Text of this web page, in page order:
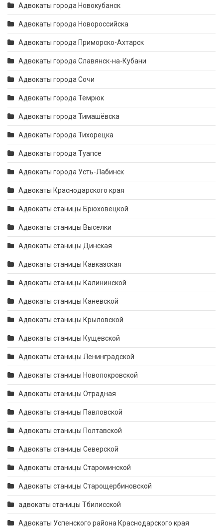
Адвокаты города Новокубанск
Адвокаты города Новороссийска
Адвокаты города Приморско-Ахтарск
Адвокаты города Славянск-на-Кубани
Адвокаты города Сочи
Адвокаты города Темрюк
Адвокаты города Тимашёвска
Адвокаты города Тихорецка
Адвокаты города Туапсе
Адвокаты города Усть-Лабинск
Адвокаты Краснодарского края
Адвокаты станицы Брюховецкой
Адвокаты станицы Выселки
Адвокаты станицы Динская
Адвокаты станицы Кавказская
Адвокаты станицы Калининской
Адвокаты станицы Каневской
Адвокаты станицы Крыловской
Адвокаты станицы Кущевской
Адвокаты станицы Ленинградской
Адвокаты станицы Новопокровской
Адвокаты станицы Отрадная
Адвокаты станицы Павловской
Адвокаты станицы Полтавской
Адвокаты станицы Северской
Адвокаты станицы Староминской
Адвокаты станицы Старощербиновской
адвокаты станицы Тбилисской
Адвокаты Успенского района Краснодарского края